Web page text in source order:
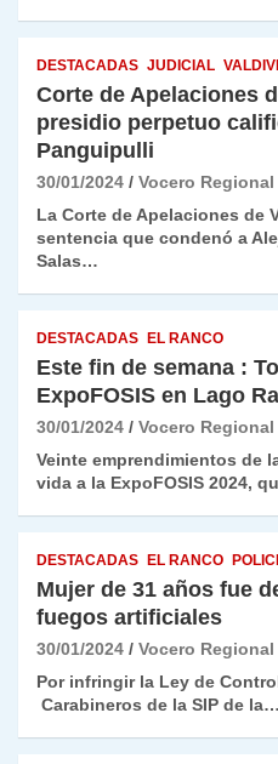
DESTACADAS JUDICIAL
Corte de Apelaciones
presidio perpetuo
Panguipulli
30/01/2024
Vocero Regional
La Corte de Apelaciones de
sentencia que condenó a
Salas…
DESTACADAS EL RANCO
Este fin de semana :
ExpoFOSIS en Lago
30/01/2024
Vocero Regional
Veinte emprendimientos de
vida a la ExpoFOSIS 2024,
DESTACADAS EL RANCO
Mujer de 31 años fue
fuegos artificiales
30/01/2024
Vocero Regional
Por infringir la Ley de
Carabineros de la SIP de la…